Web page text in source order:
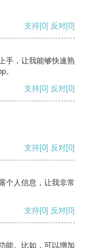
支持[0] 反对[0]
手，让我能够快速熟
。
支持[0] 反对[0]
支持[0] 反对[0]
个人信息，让我非常
支持[0] 反对[0]
能。比如，可以增加